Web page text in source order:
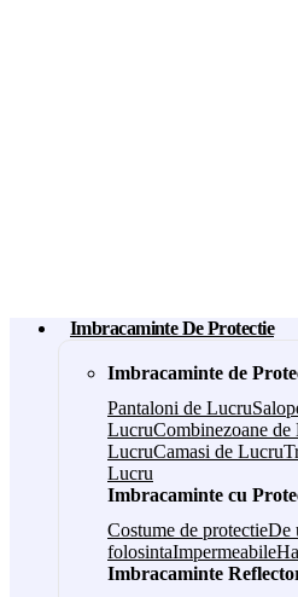
Imbracaminte De Protectie
Imbracaminte de
Pantaloni de Lucru
LucruCombinezoane de
LucruCamasi de Lucru
Lucru
Imbracaminte cu
Costume de protectieDe
folosintaImpermeabile
Imbracaminte